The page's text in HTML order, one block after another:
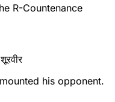
R-Countenance
his opponent.